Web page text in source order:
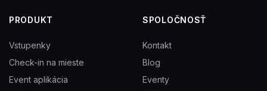
PRODUKT
Vstupenky
Check-in na mieste
Event aplikácia
SPOLOČNOSŤ
Kontakt
Blog
Eventy